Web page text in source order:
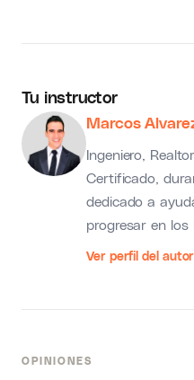
Tu instructor
Marcos
Ingeniero,
Certificado,
dedicado a
progresar en los
mi conocimiento
Ver perfil del autor
OPINIONES